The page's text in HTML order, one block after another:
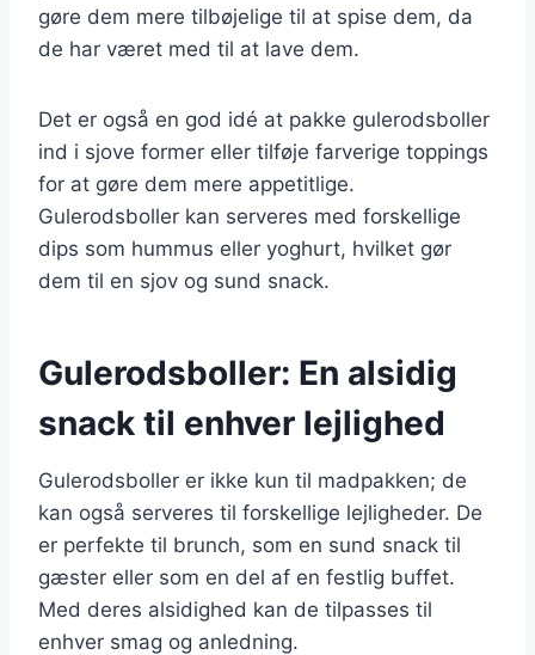
gøre dem mere tilbøjelige til at spise dem, da
de har været med til at lave dem.
Det er også en god idé at pakke gulerodsboller
ind i sjove former eller tilføje farverige toppings
for at gøre dem mere appetitlige.
Gulerodsboller kan serveres med forskellige
dips som hummus eller yoghurt, hvilket gør
dem til en sjov og sund snack.
Gulerodsboller: En alsidig
snack til enhver lejlighed
Gulerodsboller er ikke kun til madpakken; de
kan også serveres til forskellige lejligheder. De
er perfekte til brunch, som en sund snack til
gæster eller som en del af en festlig buffet.
Med deres alsidighed kan de tilpasses til
enhver smag og anledning.